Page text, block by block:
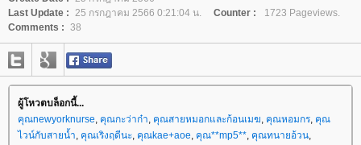
Last Update : 25 กรกฎาคม 2566 0:21:04 น. Counter :
1723 Pageviews.
Comments : 38
ผู้โหวตบล็อกนี้...
คุณnewyorknurse, คุณกะว่าก๋า, คุณสายหมอกและก้อนเมฆ, คุณหอมกร, คุณ
ไวน์กับสายน้ำ, คุณเริงฤดีนะ, คุณkae+aoe, คุณ**mp5**, คุณทนายอ้วน,